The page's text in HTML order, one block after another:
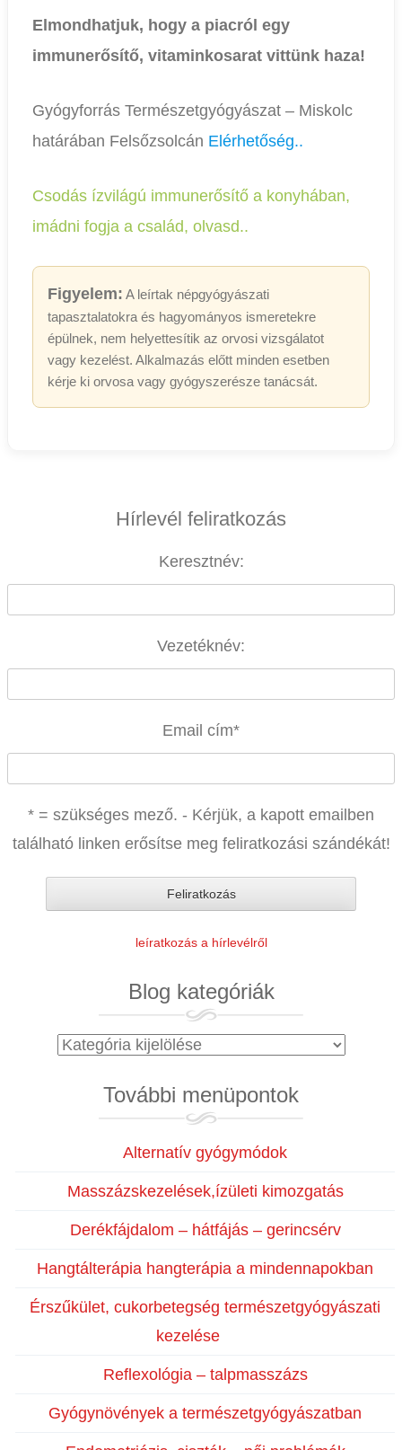
Elmondhatjuk, hogy a piacról egy
immunerősítő, vitaminkosarat vittünk haza!
Gyógyforrás Természetgyógyászat – Miskolc
határában Felsőzsolcán Elérhetőség..
Csodás ízvilágú immunerősítő a konyhában,
imádni fogja a család, olvasd..
Figyelem: A leírtak népgyógyászati
tapasztalatokra és hagyományos ismeretekre
épülnek, nem helyettesítik az orvosi vizsgálatot
vagy kezelést. Alkalmazás előtt minden esetben
kérje ki orvosa vagy gyógyszerésze tanácsát.
Hírlevél feliratkozás
Keresztnév:
Vezetéknév:
Email cím*
* = szükséges mező. - Kérjük, a kapott emailben
található linken erősítse meg feliratkozási szándékát!
leíratkozás a hírlevélről
Blog kategóriák
Blog
További menüpontok
Alternatív gyógymódok
Masszázskezelések,ízületi kimozgatás
Derékfájdalom – hátfájás – gerincsérv
Hangtálterápia hangterápia a mindennapokban
Érszűkület, cukorbetegség természetgyógyászati
kezelése
Reflexológia – talpmasszázs
Gyógynövények a természetgyógyászatban